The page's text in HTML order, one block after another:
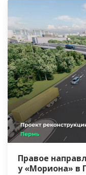
Правое
у «Мориона» в